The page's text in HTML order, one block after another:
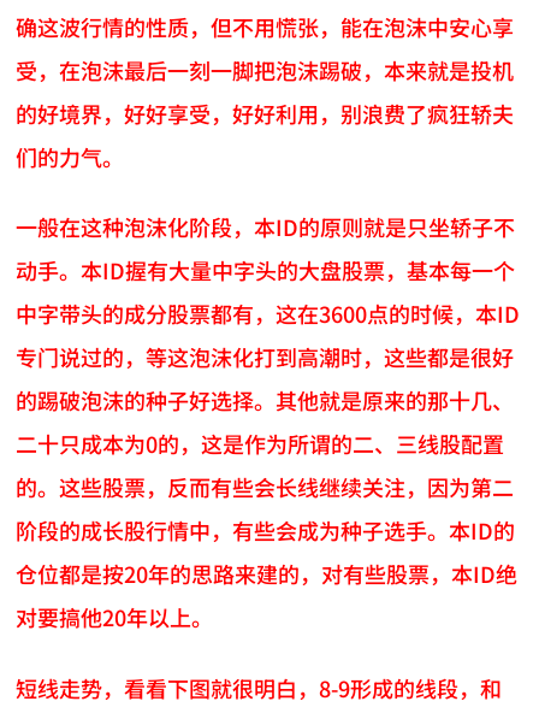
确这波行情的性质，但不用慌张，能在泡沫中安心享
受，在泡沫最后一刻一脚把泡沫踢破，本来就是投机
的好境界，好好享受，好好利用，别浪费了疯狂轿夫
们的力气。
一般在这种泡沫化阶段，本ID的原则就是只坐轿子不
动手。本ID握有大量中字头的大盘股票，基本每一个
中字带头的成分股票都有，这在3600点的时候，本ID
专门说过的，等这泡沫化打到高潮时，这些都是很好
的踢破泡沫的种子好选择。其他就是原来的那十几、
二十只成本为0的，这是作为所谓的二、三线股配置
的。这些股票，反而有些会长线继续关注，因为第二
阶段的成长股行情中，有些会成为种子选手。本ID的
仓位都是按20年的思路来建的，对有些股票，本ID绝
对要搞他20年以上。
短线走势，看看下图就很明白，8-9形成的线段，和